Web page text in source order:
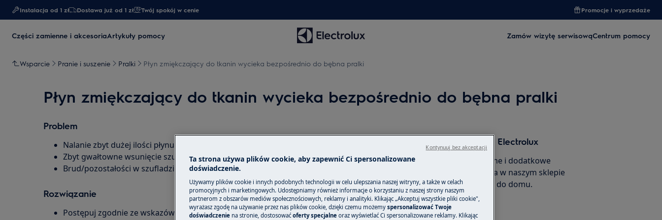
Instalacja od 1 zł Dostawa już od 1 zł​ Twój spokój w cenie Promocje i wyprzedaże
Części zamienne i akcesoriaArtykuły pomocy Zamów wizytę serwisowąCentrum pomocy
Wsparcie Pranie i suszenie Pralki Płyn zmiękczający do tkanin wycieka bezpośrednio do bębna pralki
Płyn zmiękczający do tkanin wycieka bezpośrednio do bębna pralki
Problem
Nalanie zbyt dużej ilości płynu zmiękczającego do przegródki.
Zbyt gwałtowne wsunięcie szuflady na detergenty.
Brud/pozostałości w szufladzie dozownika
Rozwiązanie
Postępuj zgodnie ze wskazówkami zawartymi w instrukcji obsługi, aby
Części zamienne i akcesoria Electrolux
Znajdź oryginalne części zamienne i dodatkowe
akcesoria do swojego urządzenia w naszym sklepie
internetowym i zamów je prosto do domu.
Do sklepu internetowego
Ta strona używa plików cookie, aby zapewnić Ci spersonalizowane
doświadczenie.
Używamy plików cookie i innych podobnych technologii w celu ulepszania naszej witryny, a także w celach
promocyjnych i marketingowych. Udostępniamy również informacje o korzystaniu z naszej strony naszym
partnerom z obszarów mediów społecznościowych, reklamy i analityki. Klikając „Akceptuj wszystkie pliki cookie",
wyrażasz zgodę na używanie przez nas plików cookie, dzięki czemu możemy spersonalizować Twoje
doświadczenie na stronie, dostosować oferty specjalne oraz wyświetlać Ci spersonalizowane reklamy. Klikając
Kontynuuj bez akceptacji